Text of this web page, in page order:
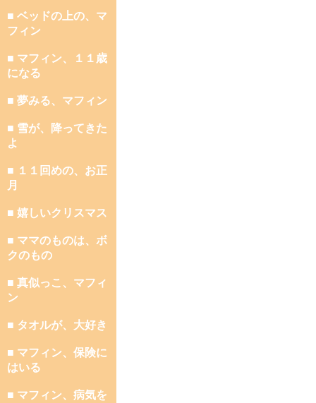
■ ベッドの上の、マ
フィン
■ マフィン、１１歳
になる
■ 夢みる、マフィン
■ 雪が、降ってきた
よ
■ １１回めの、お正
月
■ 嬉しいクリスマス
■ ママのものは、ボ
クのもの
■ 真似っこ、マフィ
ン
■ タオルが、大好き
■ マフィン、保険に
はいる
■ マフィン、病気を